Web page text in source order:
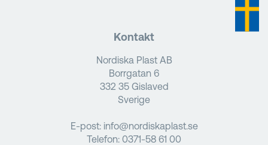
Kontakt
Nordiska Plast AB
Borrgatan 6
332 35 Gislaved
Sverige
E-post: info@nordiskaplast.se
Telefon: 0371-58 61 00